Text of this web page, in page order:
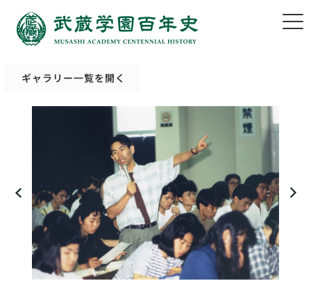
ギャラリー一覧を開く